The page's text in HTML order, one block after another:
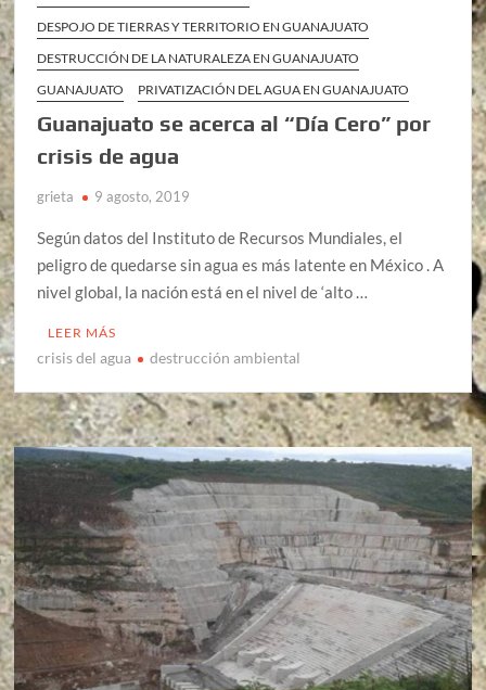
DESPOJO DE TIERRAS Y TERRITORIO EN GUANAJUATO
DESTRUCCIÓN DE LA NATURALEZA EN GUANAJUATO
GUANAJUATO
PRIVATIZACIÓN DEL AGUA EN GUANAJUATO
Guanajuato se acerca al “Día Cero” por
crisis de agua
grieta 9 agosto, 2019
Según datos del Instituto de Recursos Mundiales, el
peligro de quedarse sin agua es más latente en México . A
nivel global, la nación está en el nivel de ‘alto …
LEER MÁS
crisis del agua destrucción ambiental